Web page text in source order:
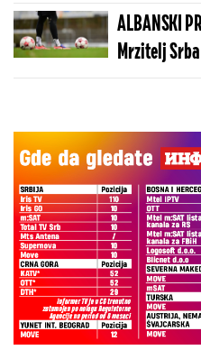
brutalnu
ALBANSKI
Mrzitelj